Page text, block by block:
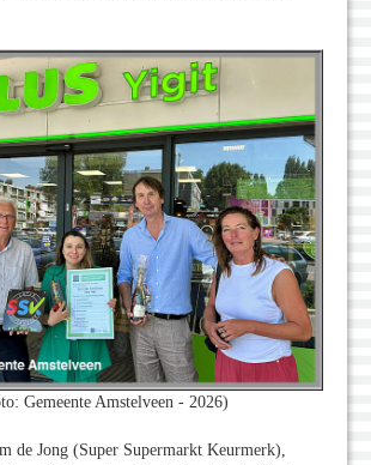
Gemeente Amstelveen - 2026)
de Jong (Super Supermarkt Keurmerk),